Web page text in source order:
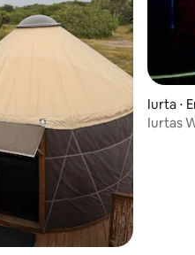
Iurta ⋅
Iurtas